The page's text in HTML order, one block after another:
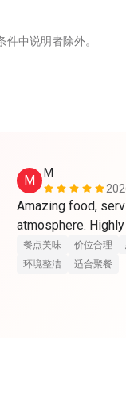
中说明者除外。
M
M
Amazing food,
atmosphere.
餐点美味 价位合理
环境整洁
适合聚餐